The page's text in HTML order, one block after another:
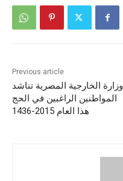
Previous article
وزارة الخارجية المصرية تناشد
المواطنين الراغبين في الحج
هذا العام 2015-1436